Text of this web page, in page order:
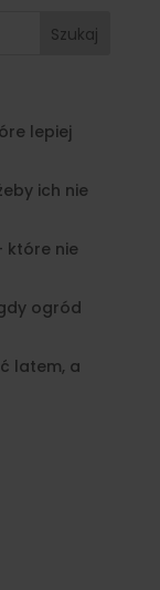
Szukaj
lepiej
ich nie
które nie
ogród
latem, a